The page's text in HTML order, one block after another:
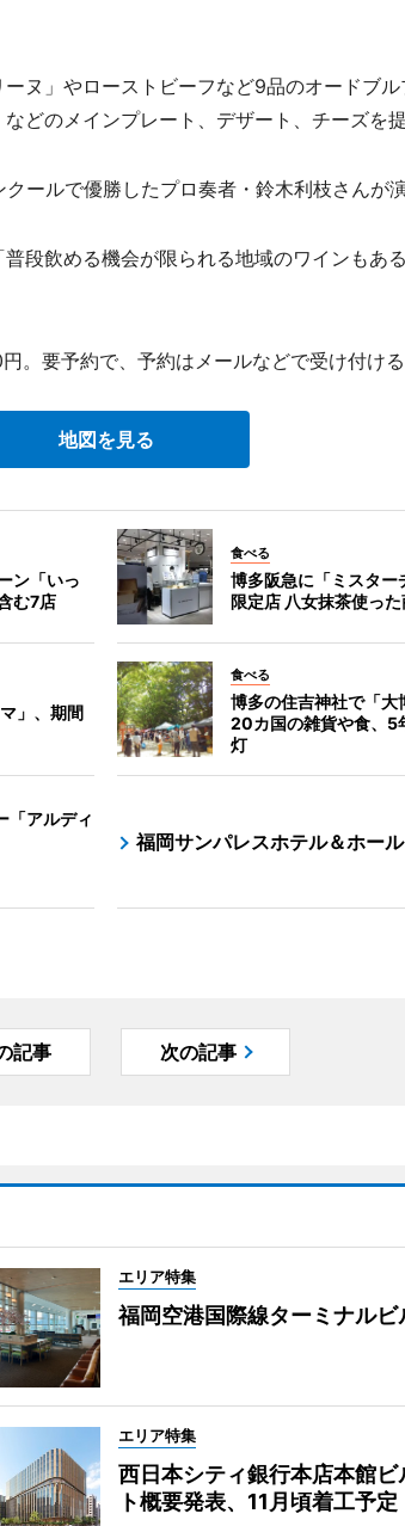
ヌ」やローストビーフなど9品のオードブ
どのメインプレート、デザート、チーズを提
ールで優勝したプロ奏者・鈴木利枝さんが演
段飲める機会が限られる地域のワインもあ
要予約で、予約はメールなどで受け付ける
地図を見る
ン「いっ
む7店
食べる
博多阪急に「ミスター
限定店 八女抹茶使った
」、期間
食べる
博多の住吉神社で「大
20カ国の雑貨や食、5
灯
「アルディ
福岡サンパレスホテル＆ホール
記事 次の記事
エリア特集
福岡空港国際線ターミナル
エリア特集
西日本シティ銀行本店本館
ト概要発表、11月頃着工予定